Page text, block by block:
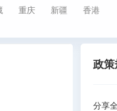
重庆 新疆 香港
政策
分享